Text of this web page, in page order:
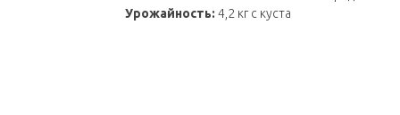
Урожайность: 4,2 кг с куста